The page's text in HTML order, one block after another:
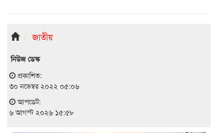
জাতীয়
নিউজ ডেস্ক
প্রকাশিত:
৩০ নভেম্বর ২০২২ ০৫:০৬
আপডেট:
৬ আগস্ট ২০২৬ ১৫:৫৮